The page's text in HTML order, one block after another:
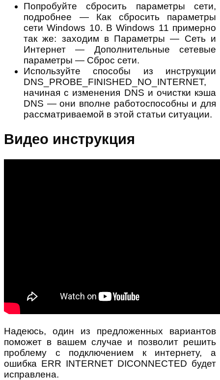
Попробуйте сбросить параметры сети,
подробнее — Как сбросить параметры
сети Windows 10. В Windows 11 примерно
так же: заходим в Параметры — Сеть и
Интернет — Дополнительные сетевые
параметры — Сброс сети.
Используйте способы из инструкции
DNS_PROBE_FINISHED_NO_INTERNET,
начиная с изменения DNS и очистки кэша
DNS — они вполне работоспособны и для
рассматриваемой в этой статьи ситуации.
Видео инструкция
Надеюсь, один из предложенных вариантов
поможет в вашем случае и позволит решить
проблему с подключением к интернету, а
ошибка ERR INTERNET DICONNECTED будет
исправлена.